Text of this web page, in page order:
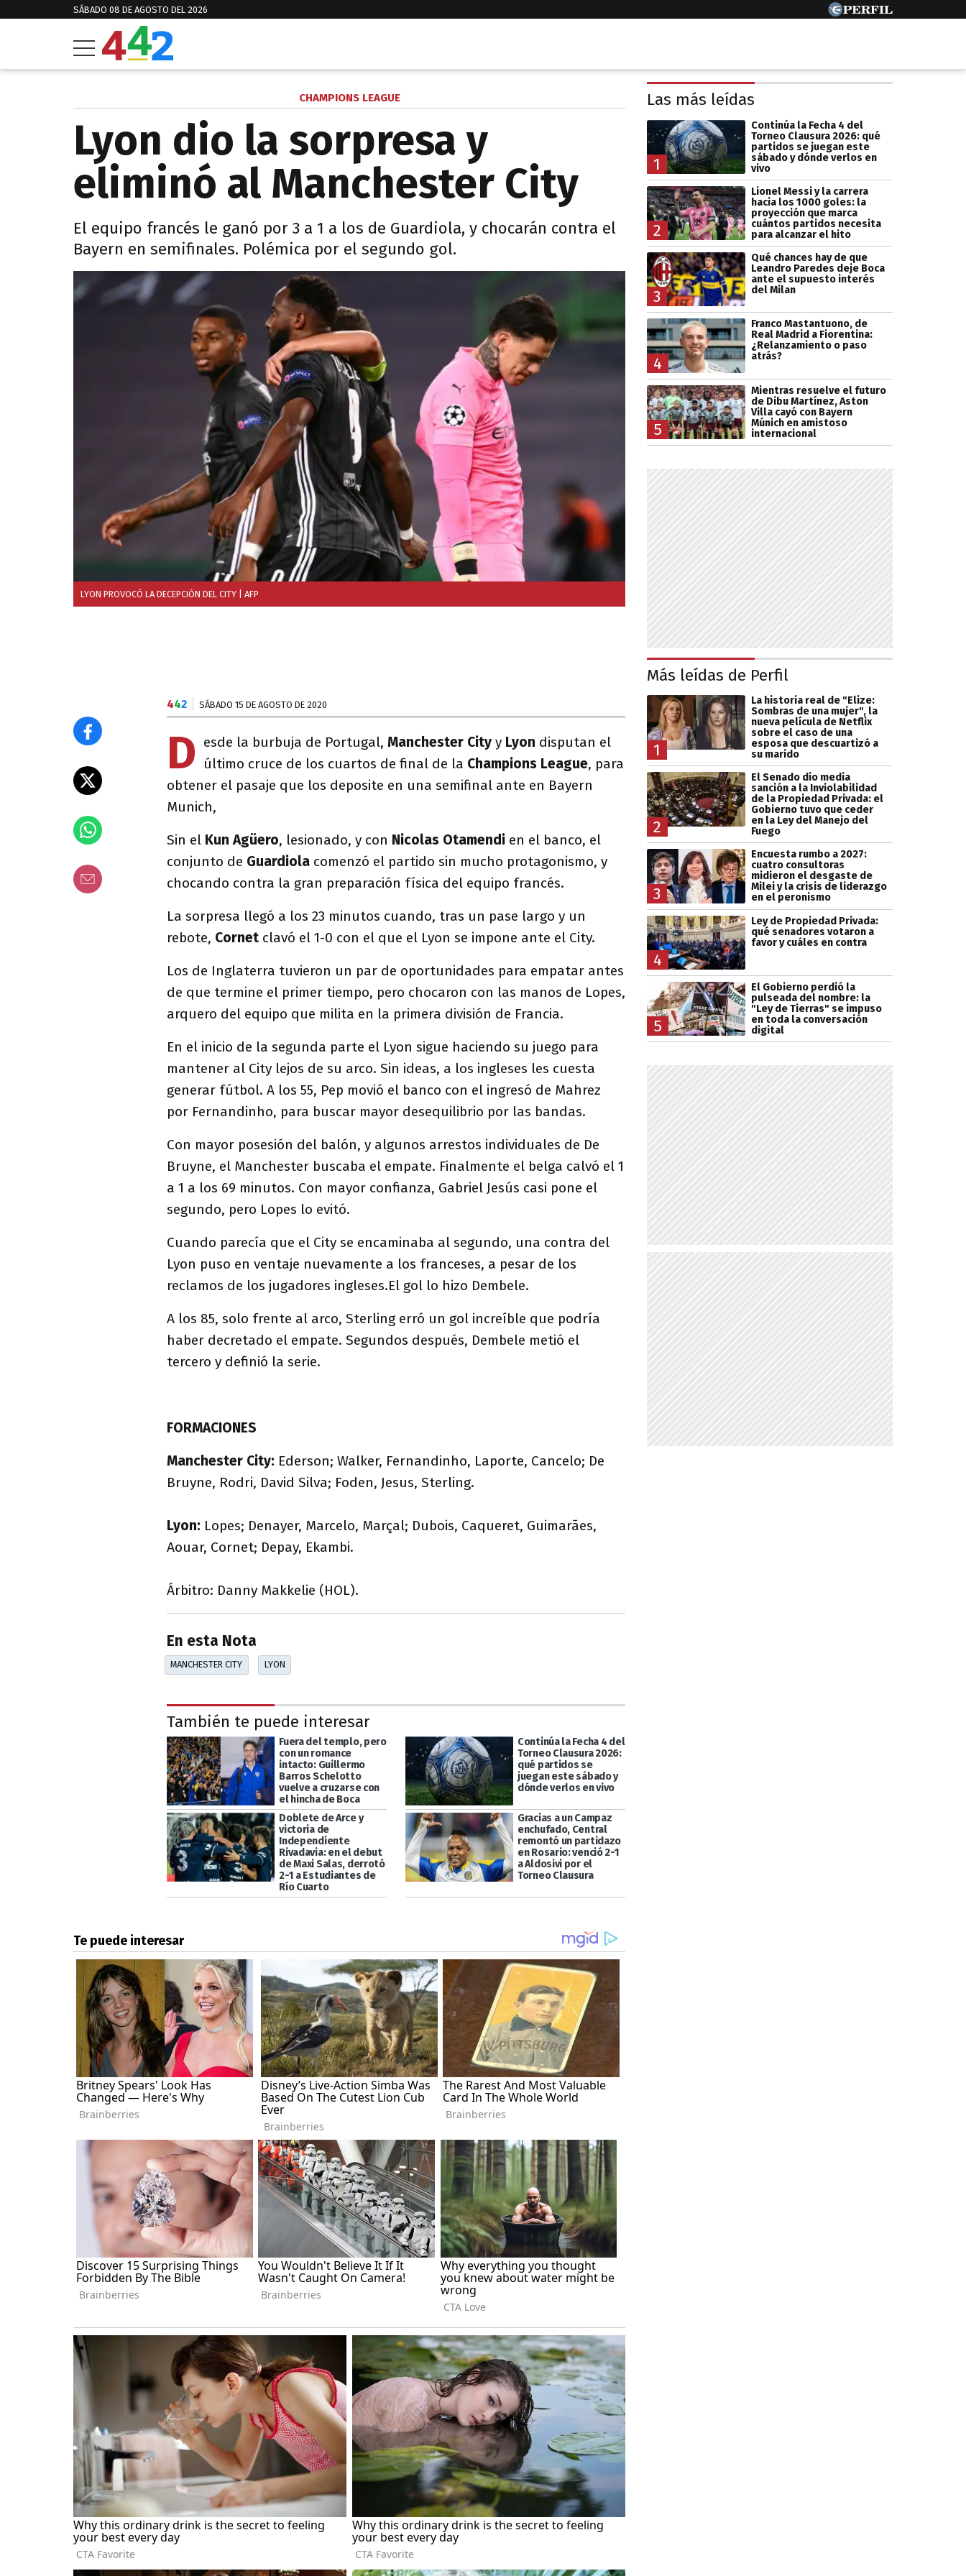
SÁBADO 08 DE AGOSTO DEL 2026
CHAMPIONS LEAGUE
Lyon dio la sorpresa y
eliminó al Manchester City
El equipo francés le ganó por 3 a 1 a los de Guardiola, y chocarán contra el
Bayern en semifinales. Polémica por el segundo gol.
LYON PROVOCÓ LA DECEPCIÓN DEL CITY | AFP
442 SÁBADO 15 DE AGOSTO DE 2020
D esde la burbuja de Portugal, Manchester City y Lyon disputan el
último cruce de los cuartos de final de la Champions League, para
obtener el pasaje que los deposite en una semifinal ante en Bayern
Munich,
Sin el Kun Agüero, lesionado, y con Nicolas Otamendi en el banco, el
conjunto de Guardiola comenzó el partido sin mucho protagonismo, y
chocando contra la gran preparación física del equipo francés.
La sorpresa llegó a los 23 minutos cuando, tras un pase largo y un
rebote, Cornet clavó el 1-0 con el que el Lyon se impone ante el City.
Los de Inglaterra tuvieron un par de oportunidades para empatar antes
de que termine el primer tiempo, pero chocaron con las manos de Lopes,
arquero del equipo que milita en la primera división de Francia.
En el inicio de la segunda parte el Lyon sigue haciendo su juego para
mantener al City lejos de su arco. Sin ideas, a los ingleses les cuesta
generar fútbol. A los 55, Pep movió el banco con el ingresó de Mahrez
por Fernandinho, para buscar mayor desequilibrio por las bandas.
Con mayor posesión del balón, y algunos arrestos individuales de De
Bruyne, el Manchester buscaba el empate. Finalmente el belga calvó el 1
a 1 a los 69 minutos. Con mayor confianza, Gabriel Jesús casi pone el
segundo, pero Lopes lo evitó.
Cuando parecía que el City se encaminaba al segundo, una contra del
Lyon puso en ventaje nuevamente a los franceses, a pesar de los
reclamos de los jugadores ingleses.El gol lo hizo Dembele.
A los 85, solo frente al arco, Sterling erró un gol increíble que podría
haber decretado el empate. Segundos después, Dembele metió el
tercero y definió la serie.
FORMACIONES
Manchester City: Ederson; Walker, Fernandinho, Laporte, Cancelo; De
Bruyne, Rodri, David Silva; Foden, Jesus, Sterling.
Lyon: Lopes; Denayer, Marcelo, Marçal; Dubois, Caqueret, Guimarães,
Aouar, Cornet; Depay, Ekambi.
Árbitro: Danny Makkelie (HOL).
En esta Nota
MANCHESTER CITY LYON
También te puede interesar
Fuera del templo, pero
con un romance
intacto: Guillermo
Barros Schelotto
vuelve a cruzarse con
el hincha de Boca
Continúa la Fecha 4 del
Torneo Clausura 2026:
qué partidos se
juegan este sábado y
dónde verlos en vivo
Doblete de Arce y
victoria de
Independiente
Rivadavia: en el debut
de Maxi Salas, derrotó
2-1 a Estudiantes de
Río Cuarto
Gracias a un Campaz
enchufado, Central
remontó un partidazo
en Rosario: venció 2-1
a Aldosivi por el
Torneo Clausura
Las más leídas
1
Continúa la Fecha 4 del
Torneo Clausura 2026: qué
partidos se juegan este
sábado y dónde verlos en
vivo
2
Lionel Messi y la carrera
hacia los 1000 goles: la
proyección que marca
cuántos partidos necesita
para alcanzar el hito
3
Qué chances hay de que
Leandro Paredes deje Boca
ante el supuesto interés
del Milan
4
Franco Mastantuono, de
Real Madrid a Fiorentina:
¿Relanzamiento o paso
atrás?
5
Mientras resuelve el futuro
de Dibu Martínez, Aston
Villa cayó con Bayern
Múnich en amistoso
internacional
Más leídas de Perfil
1
La historia real de "Elize:
Sombras de una mujer", la
nueva película de Netflix
sobre el caso de una
esposa que descuartizó a
su marido
2
El Senado dio media
sanción a la Inviolabilidad
de la Propiedad Privada: el
Gobierno tuvo que ceder
en la Ley del Manejo del
Fuego
3
Encuesta rumbo a 2027:
cuatro consultoras
midieron el desgaste de
Milei y la crisis de liderazgo
en el peronismo
4
Ley de Propiedad Privada:
qué senadores votaron a
favor y cuáles en contra
5
El Gobierno perdió la
pulseada del nombre: la
"Ley de Tierras" se impuso
en toda la conversación
digital